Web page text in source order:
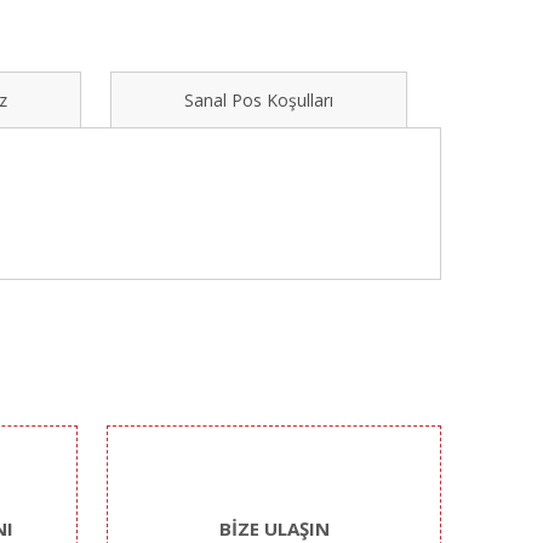
Sanal Pos Koşulları
iletebilirsiniz.
BİZE ULAŞIN